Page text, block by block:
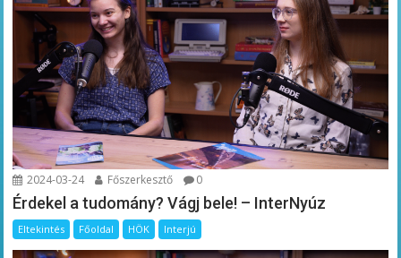
2024-03-24 Főszerkesztő 0
Érdekel a tudomány? Vágj bele! – InterNyúz
Eltekintés Főoldal HÖK Interjú